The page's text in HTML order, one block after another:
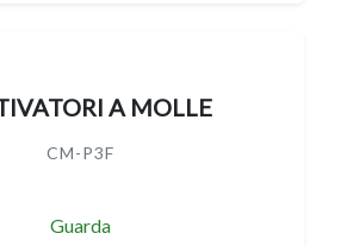
A MOLLE
CM-P3F
Guarda